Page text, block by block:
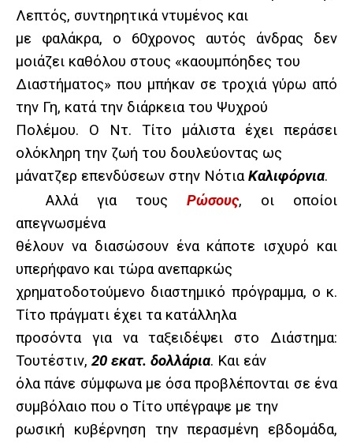
Λεπτός, συντηρητικά ντυμένος και
με φαλάκρα, ο 60χρονος αυτός άνδρας δεν
μοιάζει καθόλου στους «καουμπόηδες του
Διαστήματος» που μπήκαν σε τροχιά γύρω από
την Γη, κατά την διάρκεια του Ψυχρού
Πολέμου. Ο Ντ. Τίτο μάλιστα έχει περάσει
ολόκληρη την ζωή του δουλεύοντας ως
μάνατζερ επενδύσεων στην ΝότιαΚαλιφόρνια.
Αλλά για τους Ρώσους, οι οποίοι
απεγνωσμένα
θέλουν να διασώσουν ένα κάποτε ισχυρό και
υπερήφανο και τώρα ανεπαρκώς
χρηματοδοτούμενο διαστημικό πρόγραμμα, ο κ.
Τίτο πράγματι έχει τα κατάλληλα
προσόντα για να ταξειδέψει στο Διάστημα:
Τουτέστιν, 20 εκατ. δολλάρια. Και εάν
όλα πάνε σύμφωνα με όσα προβλέπονται σε ένα
συμβόλαιο που ο Τίτο υπέγραψε με την
ρωσική κυβέρνηση την περασμένη εβδομάδα,